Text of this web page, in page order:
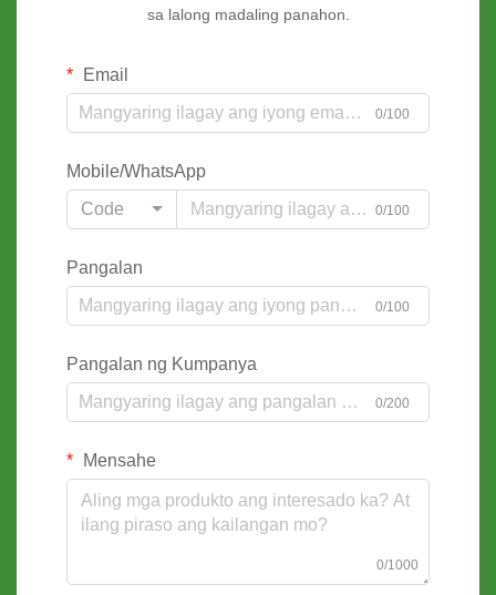
sa lalong madaling panahon.
Email
0/100
Mobile/WhatsApp
Code
0/100
Pangalan
0/100
Pangalan ng Kumpanya
0/200
Mensahe
0/1000